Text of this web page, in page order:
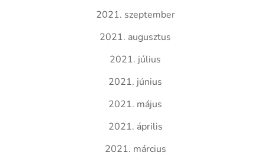
2021. szeptember
2021. augusztus
2021. július
2021. június
2021. május
2021. április
2021. március